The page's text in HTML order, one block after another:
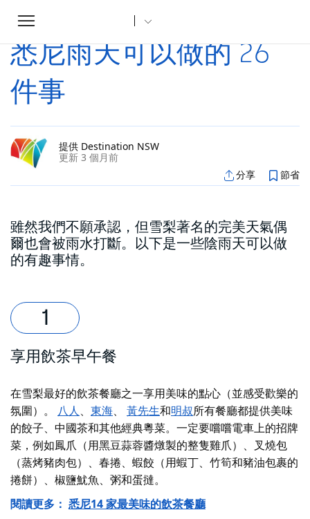
Toggle
navigation
家 悉尼雨天可以做的 26 件事
悉尼雨天可以做的 26
件事
提供 Destination NSW
更新 3 個月前
分享 節省
雖然我們不願承認，但雪梨著名的完美天氣偶
爾也會被雨水打斷。以下是一些陰雨天可以做
的有趣事情。
享用飲茶早午餐
在雪梨最好的飲茶餐廳之一享用美味的點心（並感受歡樂的
氛圍）。 八人、 東海、 黃先生和明叔所有餐廳都提供美味
的餃子、中國茶和其他經典粵菜。一定要嚐嚐電車上的招牌
菜，例如鳳爪（用黑豆蒜蓉醬燉製的整隻雞爪）、叉燒包
（蒸烤豬肉包）、春捲、蝦餃（用蝦丁、竹筍和豬油包裹的
捲餅）、椒鹽魷魚、粥和蛋撻。
閱讀更多： 悉尼14 家最美味的飲茶餐廳